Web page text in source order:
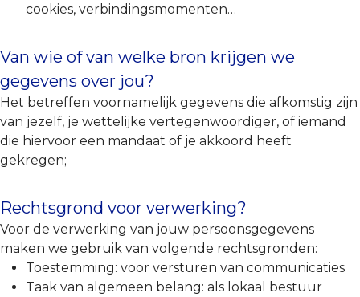
cookies, verbindingsmomenten…
Van wie of van welke bron krijgen we
gegevens over jou?
Het betreffen voornamelijk gegevens die afkomstig zijn
van jezelf, je wettelijke vertegenwoordiger, of iemand
die hiervoor een mandaat of je akkoord heeft
gekregen;
Rechtsgrond voor verwerking?
Voor de verwerking van jouw persoonsgegevens
maken we gebruik van volgende rechtsgronden:
Toestemming: voor versturen van communicaties
Taak van algemeen belang: als lokaal bestuur